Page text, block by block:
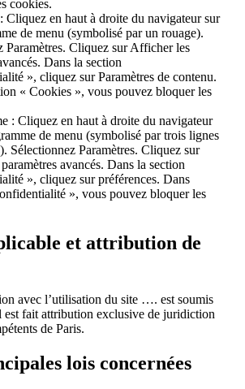
cookies.
Cliquez en haut à droite du navigateur sur
de menu (symbolisé par un rouage).
Paramètres. Cliquez sur Afficher les
Dans la section
», cliquez sur Paramètres de contenu.
« Cookies », vous pouvez bloquer les
: Cliquez en haut à droite du navigateur
de menu (symbolisé par trois lignes
Sélectionnez Paramètres. Cliquez sur
avancés. Dans la section
», cliquez sur préférences. Dans
», vous pouvez bloquer les
et attribution de
avec l’utilisation du site …. est soumis
est fait attribution exclusive de juridiction
de Paris.
lois concernées